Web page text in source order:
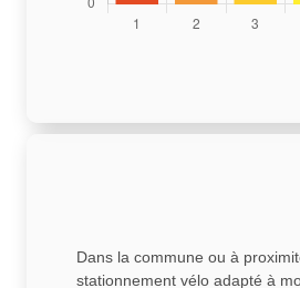
Dans la commune ou à
stationnement vélo adapté à